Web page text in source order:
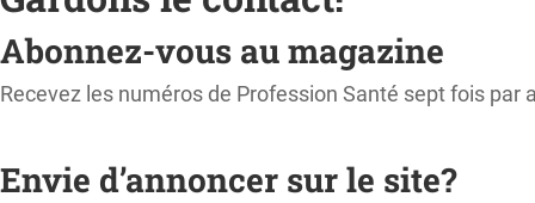
Abonnez-vous au magazine
Recevez les numéros de Profession Santé sept fois par
Envie d’annoncer sur le site?